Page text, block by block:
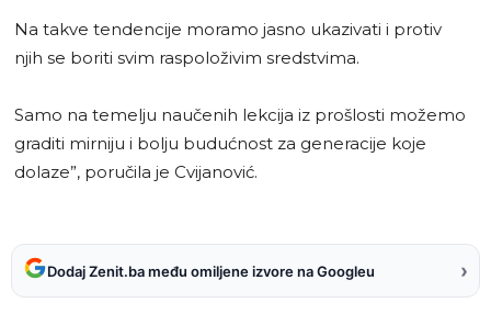
Na takve tendencije moramo jasno ukazivati i protiv
njih se boriti svim raspoloživim sredstvima.
Samo na temelju naučenih lekcija iz prošlosti možemo
graditi mirniju i bolju budućnost za generacije koje
dolaze”, poručila je Cvijanović.
Dodaj Zenit.ba među omiljene izvore na Googleu ›